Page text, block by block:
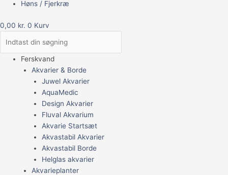
Høns / Fjerkræ
0,00 kr. 0 Kurv
Ferskvand
Akvarier & Borde
Juwel Akvarier
AquaMedic
Design Akvarier
Fluval Akvarium
Akvarie Startsæt
Akvastabil Akvarier
Akvastabil Borde
Helglas akvarier
Akvarieplanter